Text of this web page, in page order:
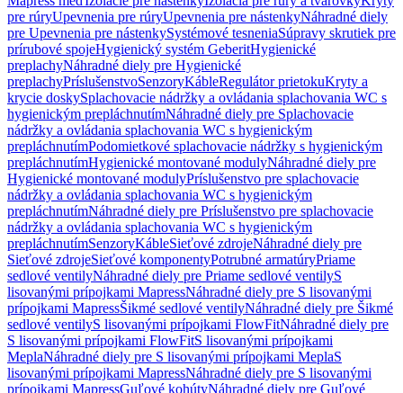
pre rúryUpevnenia pre rúryUpevnenia pre nástenkyNáhradné diely
pre Upevnenia pre nástenkySystémové tesneniaSúpravy skrutiek pre
prírubové spojeHygienický systém GeberitHygienické
preplachyNáhradné diely pre Hygienické
preplachyPríslušenstvoSenzoryKábleRegulátor prietokuKryty a
krycie doskySplachovacie nádržky a ovládania splachovania WC s
hygienickým prepláchnutímNáhradné diely pre Splachovacie
nádržky a ovládania splachovania WC s hygienickým
prepláchnutímPodomietkové splachovacie nádržky s hygienickým
prepláchnutímHygienické montované modulyNáhradné diely pre
Hygienické montované modulyPríslušenstvo pre splachovacie
nádržky a ovládania splachovania WC s hygienickým
prepláchnutímNáhradné diely pre Príslušenstvo pre splachovacie
nádržky a ovládania splachovania WC s hygienickým
prepláchnutímSenzoryKábleSieťové zdrojeNáhradné diely pre
Sieťové zdrojeSieťové komponentyPotrubné armatúryPriame
sedlové ventilyNáhradné diely pre Priame sedlové ventilyS
lisovanými prípojkami MapressNáhradné diely pre S lisovanými
prípojkami MapressŠikmé sedlové ventilyNáhradné diely pre Šikmé
sedlové ventilyS lisovanými prípojkami FlowFitNáhradné diely pre
S lisovanými prípojkami FlowFitS lisovanými prípojkami
MeplaNáhradné diely pre S lisovanými prípojkami MeplaS
lisovanými prípojkami MapressNáhradné diely pre S lisovanými
prípojkami MapressGuľové kohútyNáhradné diely pre Guľové